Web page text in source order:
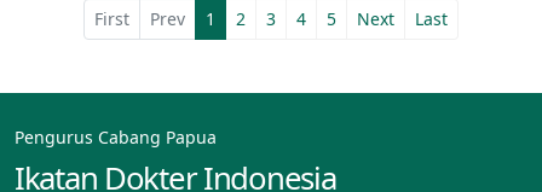
First Prev 1 2 3 4 5 Next Last
Pengurus Cabang Papua
Ikatan Dokter Indonesia